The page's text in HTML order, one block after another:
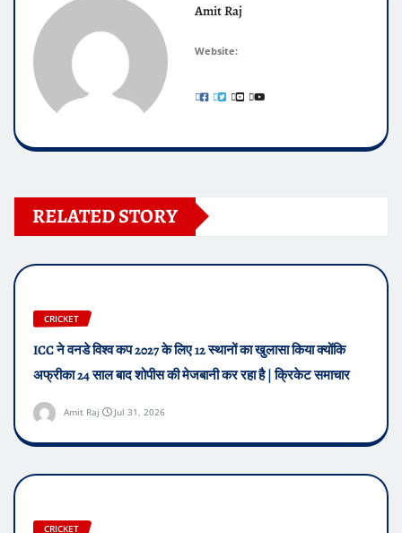
Amit Raj
Website:
RELATED STORY
CRICKET
ICC ने वनडे विश्व कप 2027 के लिए 12 स्थानों का खुलासा किया क्योंकि
अफ्रीका 24 साल बाद शोपीस की मेजबानी कर रहा है | क्रिकेट समाचार
Amit Raj Jul 31, 2026
CRICKET